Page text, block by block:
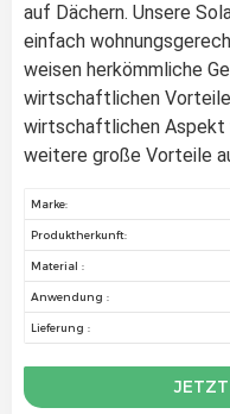
auf Dächern. Unsere
einfach
weisen herkömmliche
wirtschaftlichen
wirtschaftlichen Aspekt
weitere große Vorteile
Marke:
Produktherkunft:
Material :
Anwendung :
Lieferung :